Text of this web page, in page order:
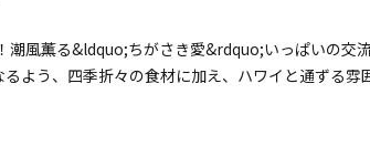
風薫る&ldquo;ちがさき愛&rdquo;いっぱいの交
よう、四季折々の食材に加え、ハワイと通ずる雰